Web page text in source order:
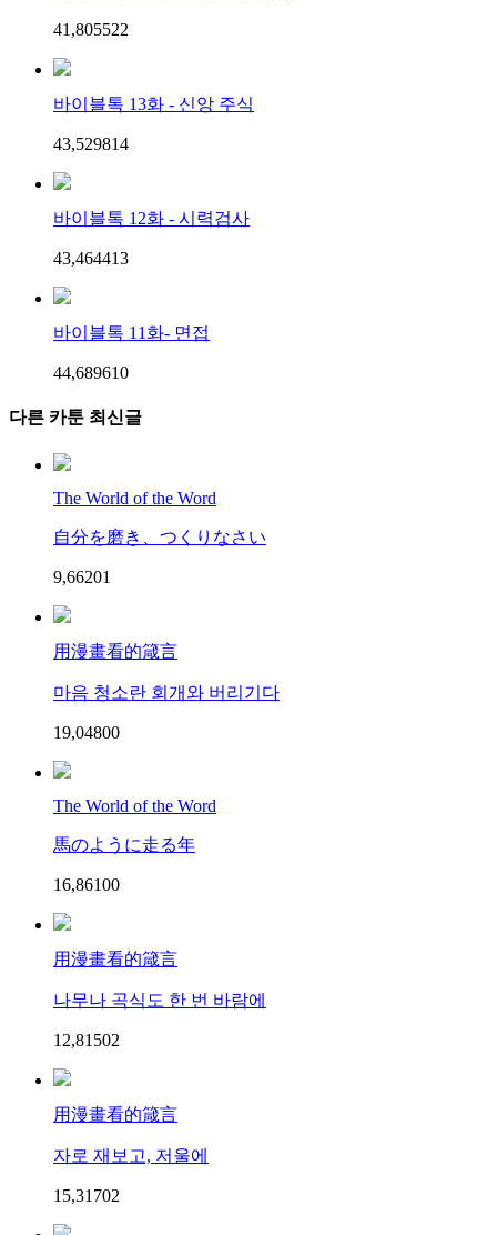
41,805522
바이블톡 13화 - 신앙 주식
43,529814
바이블톡 12화 - 시력검사
43,464413
바이블톡 11화- 면접
44,689610
다른 카툰 최신글
The World of the Word
自分を磨き、つくりなさい
9,66201
用漫畫看的箴言
마음 청소란 회개와 버리기다
19,04800
The World of the Word
馬のように走る年
16,86100
用漫畫看的箴言
나무나 곡식도 한 번 바람에
12,81502
用漫畫看的箴言
자로 재보고, 저울에
15,31702